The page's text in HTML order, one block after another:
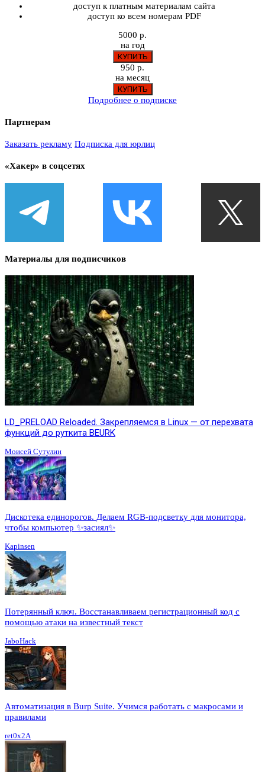
доступ к платным материалам сайта
доступ ко всем номерам PDF
5000 р.
на год
950 р.
на месяц
Подробнее о подписке
Партнерам
Заказать рекламу Подписка для юрлиц
«Хакер» в соцсетях
Материалы для подписчиков
LD_PRELOAD Reloaded. Закрепляемся в Linux — от перехвата
функций до руткита BEURK
Моисей Сутулин
Дискотека единорогов. Делаем RGB-подсветку для монитора,
чтобы компьютер ✨засиял✨
Kapinsen
Потерянный ключ. Восстанавливаем регистрационный код с
помощью атаки на известный текст
JaboHack
Автоматизация в Burp Suite. Учимся работать с макросами и
правилами
ret0x2A